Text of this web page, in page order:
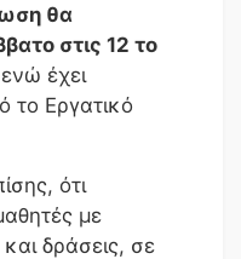
θα
στις 12 το
ενώ έχει
το Εργατικό
ότι
με
δράσεις, σε